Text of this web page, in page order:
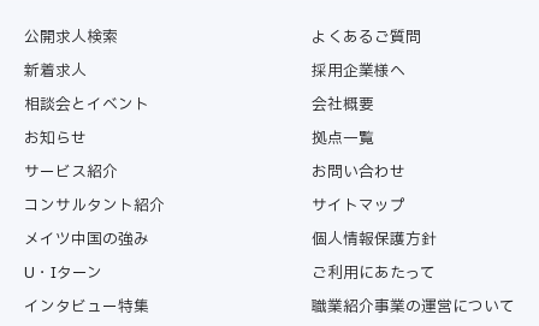
公開求人検索
新着求人
相談会とイベント
お知らせ
サービス紹介
コンサルタント紹介
メイツ中国の強み
U・Iターン
インタビュー特集
よくあるご質問
採用企業様へ
会社概要
拠点一覧
お問い合わせ
サイトマップ
個人情報保護方針
ご利用にあたって
職業紹介事業の運営について